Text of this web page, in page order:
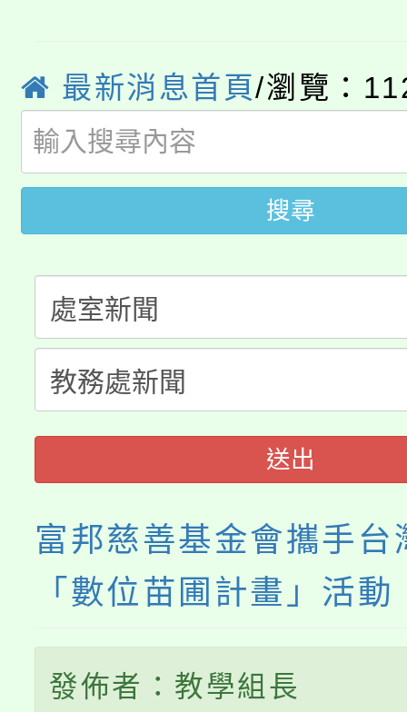
系所師生報名參加。
學籍身 分審查程序及
版
公告本校115學年度第
代理(課)教師甄選結果(
「2026金融保險知識
桃園市115學年度學生
公告本校115學年度第
代理(課)教師甄選結果(
公告本校115學年度第
代理(課)教師甄選結果(
轉知中國文化大學推廣
《TA101》溝通分析基
程，歡迎學生輔導中心
心理、諮商輔導、社會
系所師生報名參加。
最新消息首頁/瀏覽：
搜尋
送出
富邦慈善基金會攜手台
「數位苗圃計畫」活動
發佈者：教學組長